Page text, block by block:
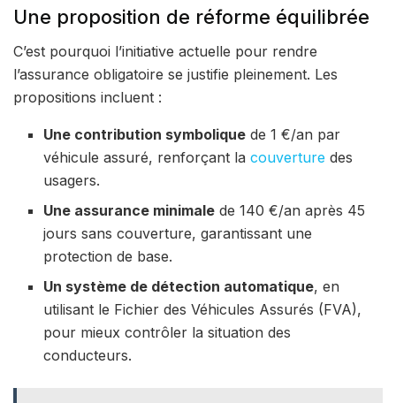
Une proposition de réforme équilibrée
C’est pourquoi l’initiative actuelle pour rendre
l’assurance obligatoire se justifie pleinement. Les
propositions incluent :
Une contribution symbolique de 1 €/an par
véhicule assuré, renforçant lacouverture des
usagers.
Une assurance minimale de 140 €/an après 45
jours sans couverture, garantissant une
protection de base.
Un système de détection automatique, en
utilisant le Fichier des Véhicules Assurés (FVA),
pour mieux contrôler la situation des
conducteurs.